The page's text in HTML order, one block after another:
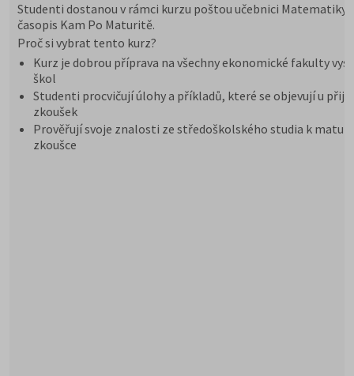
Studenti dostanou v rámci kurzu poštou učebnici Matematiky
časopis Kam Po Maturitě.
Proč si vybrat tento kurz?
Kurz je dobrou příprava na všechny ekonomické fakulty
škol
Studenti procvičují úlohy a příkladů, které se objevují u
zkoušek
Prověřují svoje znalosti ze středoškolského studia k
zkoušce